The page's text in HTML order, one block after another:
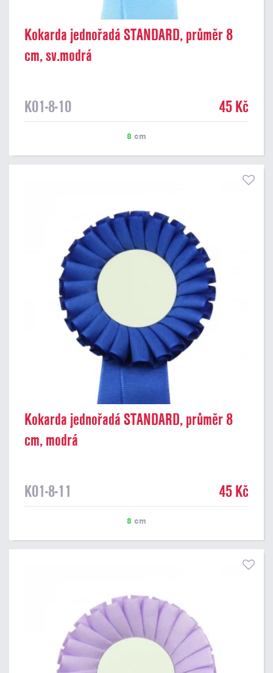
Kokarda jednořadá STANDARD, průměr 8
cm, sv.modrá
K01-8-10 45 Kč
8 cm
Kokarda jednořadá STANDARD, průměr 8
cm, modrá
K01-8-11 45 Kč
8 cm